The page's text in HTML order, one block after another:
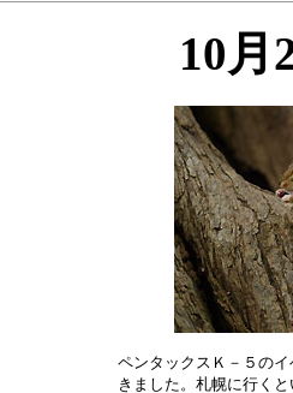
10月
ペンタックスＫ－５の
きました。札幌に行く